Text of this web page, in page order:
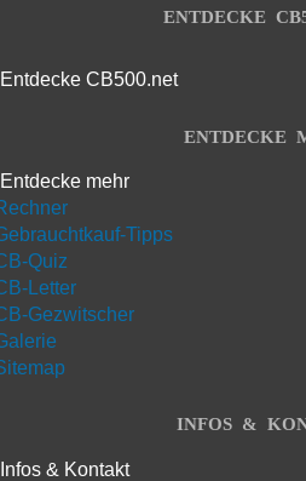
ENTDECKE
Entdecke CB500.net
ENTDECKE
Entdecke mehr
Tipps
Quiz
Letter
Gezwitscher
INFOS &
Infos & Kontakt